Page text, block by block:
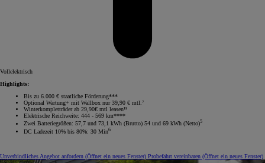
Vollelektrisch
Highlights:
Bis zu 6.000 € staatliche Förderung***
Optional Wartung+ mit Wallbox nur 39,90 € mtl.⁷
Winterkompletträder ab 29,90€ mtl leasen¹⁵
Elektrische Reichweite: 444 - 569 km****
Zwei Batteriegrößen: 57,7 und 73,1 kWh (Brutto) 54 und 69 kWh (Netto)5
DC Ladezeit 10% bis 80%: 30 Min6
Unverbindliches Angebot anfordern (Öffnet ein neues Fenster) Probefahrt vereinbaren (Öffnet ein neues Fenster)